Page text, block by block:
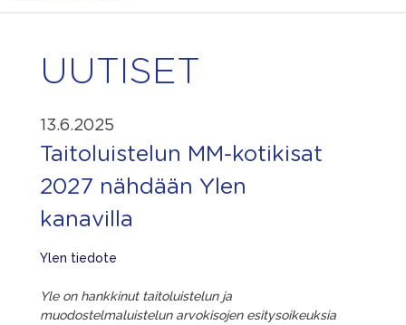
UUTISET
13.6.2025
Taitoluistelun MM-kotikisat
2027 nähdään Ylen
kanavilla
Ylen tiedote
Yle on hankkinut taitoluistelun ja
muodostelmaluistelun arvokisojen esitysoikeuksia